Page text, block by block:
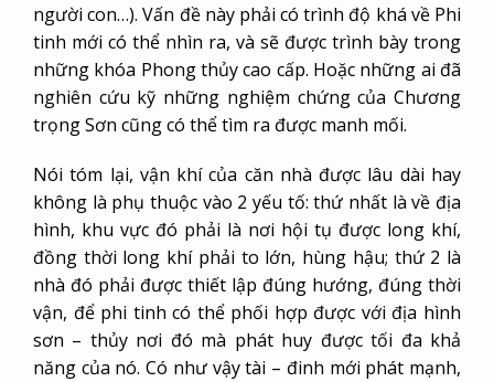
người con…). Vấn đề này phải có trình độ khá về Phi
tinh mới có thể nhìn ra, và sẽ được trình bày trong
những khóa Phong thủy cao cấp. Hoặc những ai đã
nghiên cứu kỹ những nghiệm chứng của Chương
trọng Sơn cũng có thể tìm ra được manh mối.
Nói tóm lại, vận khí của căn nhà được lâu dài hay
không là phụ thuộc vào 2 yếu tố: thứ nhất là về địa
hình, khu vực đó phải là nơi hội tụ được long khí,
đồng thời long khí phải to lớn, hùng hậu; thứ 2 là
nhà đó phải được thiết lập đúng hướng, đúng thời
vận, để phi tinh có thể phối hợp được với địa hình
sơn – thủy nơi đó mà phát huy được tối đa khả
năng của nó. Có như vậy tài – đinh mới phát mạnh,